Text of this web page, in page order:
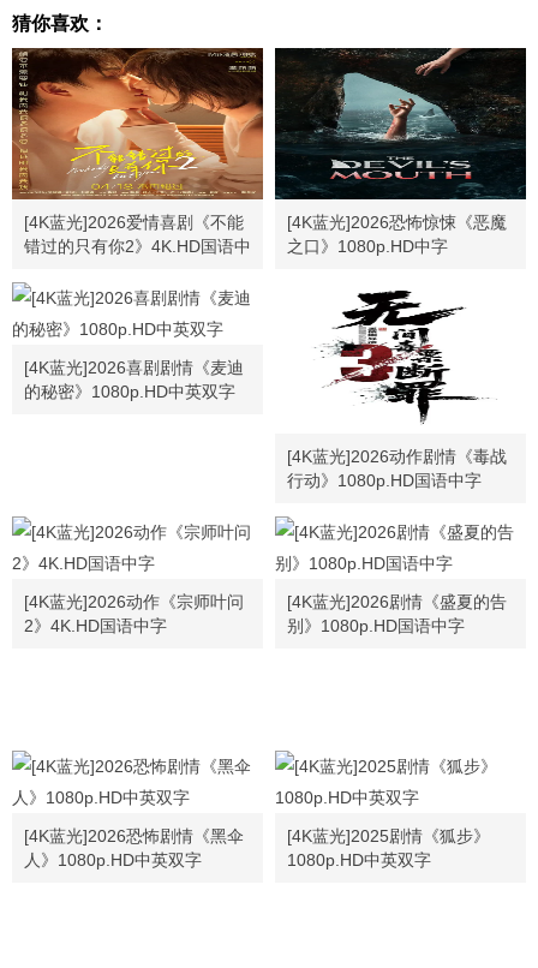
猜你喜欢：
[4K蓝光]2026爱情喜剧《不能
错过的只有你2》4K.HD国语中
[4K蓝光]2026恐怖惊悚《恶魔
之口》1080p.HD中字
[4K蓝光]2026喜剧剧情《麦迪
的秘密》1080p.HD中英双字
[4K蓝光]2026动作剧情《毒战
行动》1080p.HD国语中字
[4K蓝光]2026动作《宗师叶问
2》4K.HD国语中字
[4K蓝光]2026剧情《盛夏的告
别》1080p.HD国语中字
[4K蓝光]2026恐怖剧情《黑伞
人》1080p.HD中英双字
[4K蓝光]2025剧情《狐步》
1080p.HD中英双字